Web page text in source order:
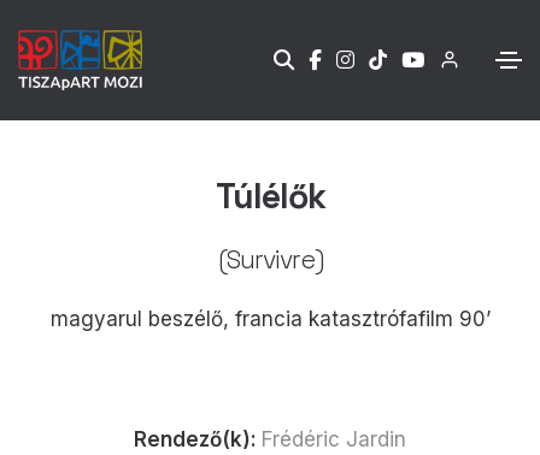
Túlélők
(Survivre)
magyarul beszélő, francia katasztrófafilm 90’
Rendező(k): Frédéric Jardin